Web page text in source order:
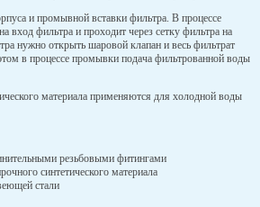
и промывной вставки фильтра. В процессе
вход фильтра и проходит через сетку фильтра на
нужно открыть шаровой клапан и весь фильтрат
в процессе промывки подача фильтрованной воды
материала применяются для холодной воды
резьбовыми фитингами
синтетического материала
стали